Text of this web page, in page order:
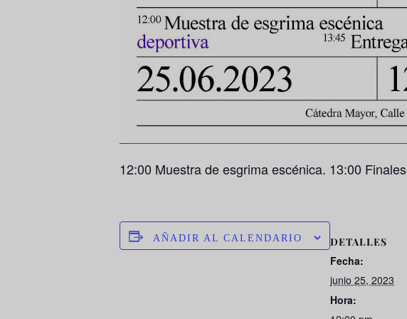
12:00 Muestra de esgrima escénica. 13:00
AÑADIR AL CALENDARIO DETALLES
Fecha:
junio 25, 2023
Hora: